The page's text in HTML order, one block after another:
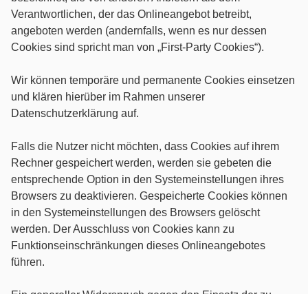
Verantwortlichen, der das Onlineangebot betreibt,
angeboten werden (andernfalls, wenn es nur dessen
Cookies sind spricht man von „First-Party Cookies“).
Wir können temporäre und permanente Cookies einsetzen
und klären hierüber im Rahmen unserer
Datenschutzerklärung auf.
Falls die Nutzer nicht möchten, dass Cookies auf ihrem
Rechner gespeichert werden, werden sie gebeten die
entsprechende Option in den Systemeinstellungen ihres
Browsers zu deaktivieren. Gespeicherte Cookies können
in den Systemeinstellungen des Browsers gelöscht
werden. Der Ausschluss von Cookies kann zu
Funktionseinschränkungen dieses Onlineangebotes
führen.